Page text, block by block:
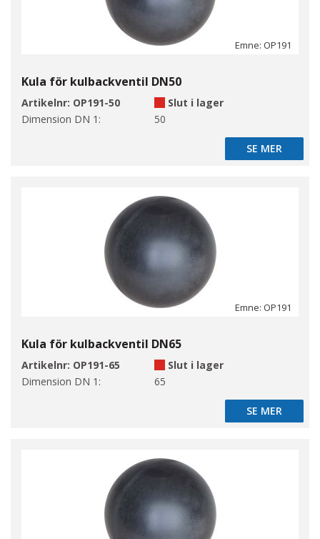
Emne: OP191
Kula för kulbackventil DN50
Artikelnr: OP191-50
Slut i lager
Dimension DN 1:
50
SE MER
SE MER
Emne: OP191
Kula för kulbackventil DN65
Artikelnr: OP191-65
Slut i lager
Dimension DN 1:
65
SE MER
SE MER